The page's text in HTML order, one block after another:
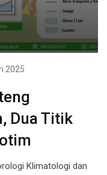
2025
Dua Titik
Klimatologi dan